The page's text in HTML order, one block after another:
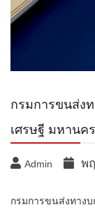
กรมการขนส่ง
เศรษฐี มหานค
Admin พ
กรมการขนส่งทาง